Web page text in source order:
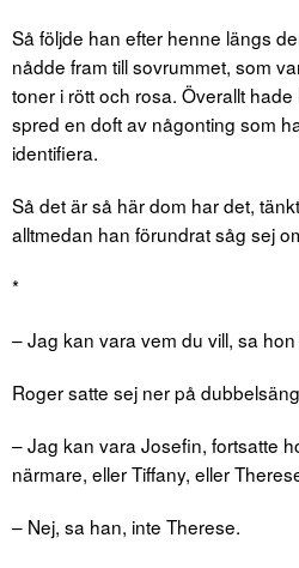
Så följde han efter henne längs
nådde fram till sovrummet, som
toner i rött och rosa. Överallt
spred en doft av någonting som
identifiera.
Så det är så här dom har det,
alltmedan han förundrat såg sej
*
– Jag kan vara vem du vill, sa
Roger satte sej ner på
– Jag kan vara Josefin, fortsatte
närmare, eller Tiffany, eller
– Nej, sa han, inte Therese.